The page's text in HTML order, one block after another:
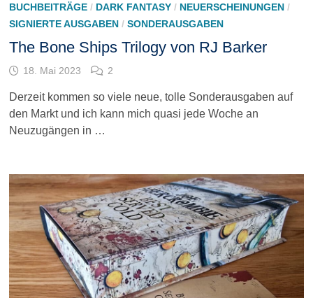
BUCHBEITRÄGE/ DARK FANTASY/ NEUERSCHEINUNGEN/
SIGNIERTE AUSGABEN/ SONDERAUSGABEN
The Bone Ships Trilogy von RJ Barker
18. Mai 2023 2
Derzeit kommen so viele neue, tolle Sonderausgaben auf
den Markt und ich kann mich quasi jede Woche an
Neuzugängen in …